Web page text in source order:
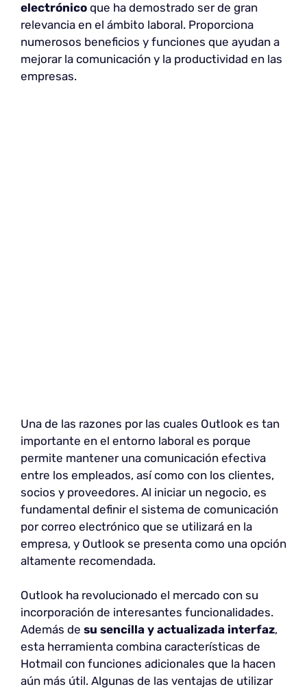
electrónico que ha demostrado ser de gran
relevancia en el ámbito laboral. Proporciona
numerosos beneficios y funciones que ayudan a
mejorar la comunicación y la productividad en las
empresas.
Una de las razones por las cuales Outlook es tan
importante en el entorno laboral es porque
permite mantener una comunicación efectiva
entre los empleados, así como con los clientes,
socios y proveedores. Al iniciar un negocio, es
fundamental definir el sistema de comunicación
por correo electrónico que se utilizará en la
empresa, y Outlook se presenta como una opción
altamente recomendada.
Outlook ha revolucionado el mercado con su
incorporación de interesantes funcionalidades.
Además de su sencilla y actualizada interfaz,
esta herramienta combina características de
Hotmail con funciones adicionales que la hacen
aún más útil. Algunas de las ventajas de utilizar